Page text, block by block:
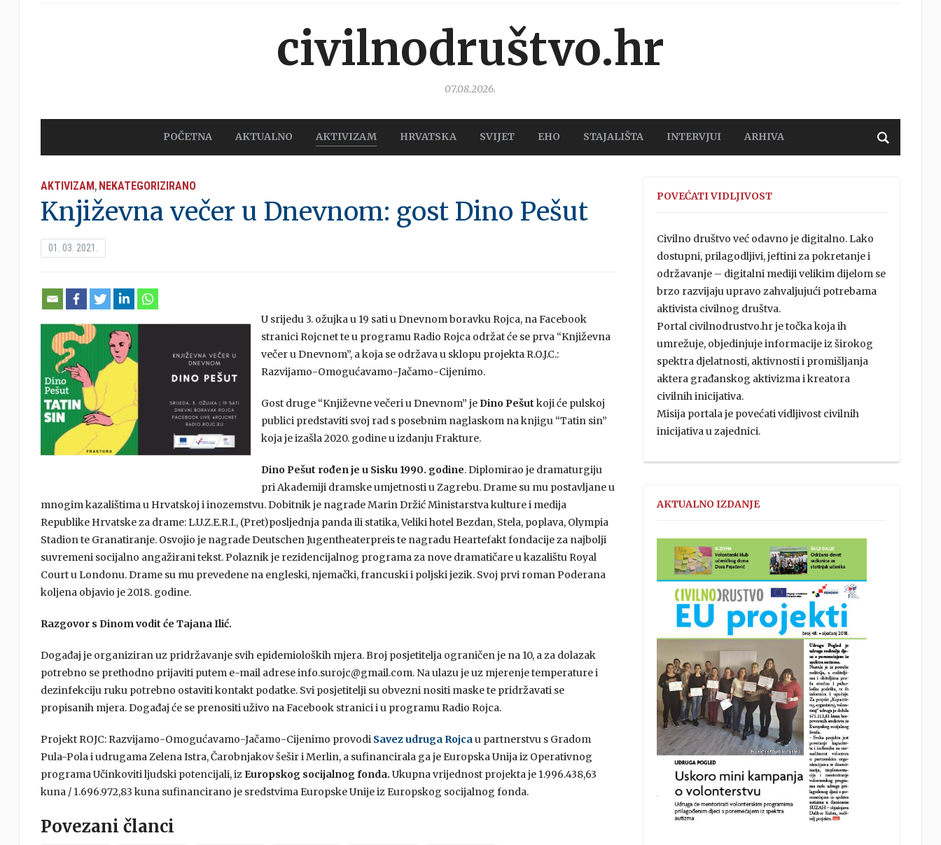
civilnodruštvo.hr
07.08.2026.
POČETNA AKTUALNO AKTIVIZAM HRVATSKA SVIJET EHO STAJALIŠTA INTERVJUI ARHIVA
AKTIVIZAM, NEKATEGORIZIRANO
Književna večer u Dnevnom: gost Dino Pešut
01. 03. 2021.
U srijedu 3. ožujka u 19 sati u Dnevnom boravku Rojca, na Facebook
stranici Rojcnet te u programu Radio Rojca održat će se prva “Književna
večer u Dnevnom”, a koja se održava u sklopu projekta R.O.J.C.:
Razvijamo-Omogućavamo-Jačamo-Cijenimo.
Gost druge “Književne večeri u Dnevnom” je Dino Pešut koji će pulskoj
publici predstaviti svoj rad s posebnim naglaskom na knjigu “Tatin sin”
koja je izašla 2020. godine u izdanju Frakture.
Dino Pešut rođen je u Sisku 1990. godine. Diplomirao je dramaturgiju
pri Akademiji dramske umjetnosti u Zagrebu. Drame su mu postavljane u
mnogim kazalištima u Hrvatskoj i inozemstvu. Dobitnik je nagrade Marin Držić Ministarstva kulture i medija
Republike Hrvatske za drame: L.U.Z.E.R.I., (Pret)posljednja panda ili statika, Veliki hotel Bezdan, Stela, poplava, Olympia
Stadion te Granatiranje. Osvojio je nagrade Deutschen Jugentheaterpreis te nagradu Heartefakt fondacije za najbolji
suvremeni socijalno angažirani tekst. Polaznik je rezidencijalnog programa za nove dramatičare u kazalištu Royal
Court u Londonu. Drame su mu prevedene na engleski, njemački, francuski i poljski jezik. Svoj prvi roman Poderana
koljena objavio je 2018. godine.
Razgovor s Dinom vodit će Tajana Ilić.
Događaj je organiziran uz pridržavanje svih epidemioloških mjera. Broj posjetitelja ograničen je na 10, a za dolazak
potrebno se prethodno prijaviti putem e-mail adrese info.surojc@gmail.com. Na ulazu je uz mjerenje temperature i
dezinfekciju ruku potrebno ostaviti kontakt podatke. Svi posjetitelji su obvezni nositi maske te pridržavati se
propisanih mjera. Događaj će se prenositi uživo na Facebook stranici i u programu Radio Rojca.
Projekt ROJC: Razvijamo-Omogućavamo-Jačamo-Cijenimo provodi Savez udruga Rojcau partnerstvu s Gradom
Pula-Pola i udrugama Zelena Istra, Čarobnjakov šešir i Merlin, a sufinancirala ga je Europska Unija iz Operativnog
programa Učinkoviti ljudski potencijali, izEuropskog socijalnog fonda. Ukupna vrijednost projekta je 1.996.438,63
kuna / 1.696.972,83 kuna sufinancirano je sredstvima Europske Unije iz Europskog socijalnog fonda.
Povezani članci
POVEĆATI VIDLJIVOST
Civilno društvo već odavno je digitalno. Lako
dostupni, prilagodljivi, jeftini za pokretanje i
održavanje – digitalni mediji velikim dijelom se
brzo razvijaju upravo zahvaljujući potrebama
aktivista civilnog društva.
Portal civilnodrustvo.hr je točka koja ih
umrežuje, objedinjuje informacije iz širokog
spektra djelatnosti, aktivnosti i promišljanja
aktera građanskog aktivizma i kreatora
civilnih inicijativa.
Misija portala je povećati vidljivost civilnih
inicijativa u zajednici.
AKTUALNO IZDANJE